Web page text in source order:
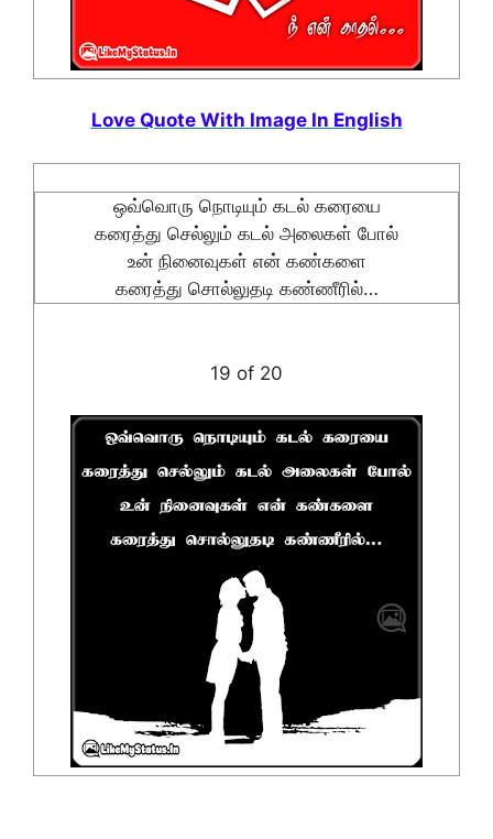
Love Quote With Image In English
ஒவ்வொரு நொடியும் கடல் கரையை
கரைத்து செல்லும் கடல் அலைகள் போல்
உன் நினைவுகள் என் கண்களை
கரைத்து சொல்லுதடி கண்ணீரில்…
19 of 20